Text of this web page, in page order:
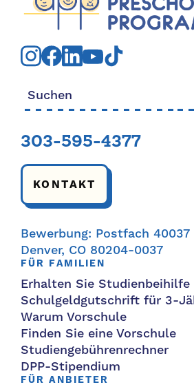
Suchen nach:
303-595-4377
KONTAKT
Bewerbung: Postfach 40037
Denver, CO 80204-0037
FÜR FAMILIEN
Erhalten Sie Studienbeihilfe
Schulgeldgutschrift für 3-
Warum Vorschule
Finden Sie eine Vorschule
Studiengebührenrechner
DPP-Stipendium
FÜR ANBIETER